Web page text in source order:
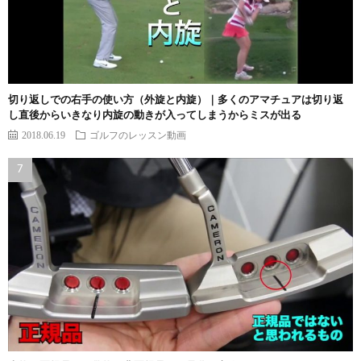
切り返しでの右手の使い方（外旋と内旋）｜多くのアマチュアは切り返
し直後からいきなり内旋の動きが入ってしまうからミスが出る
2018.06.19 ゴルフのレッスン動画